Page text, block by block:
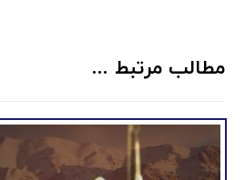
مطالب مرتبط ...